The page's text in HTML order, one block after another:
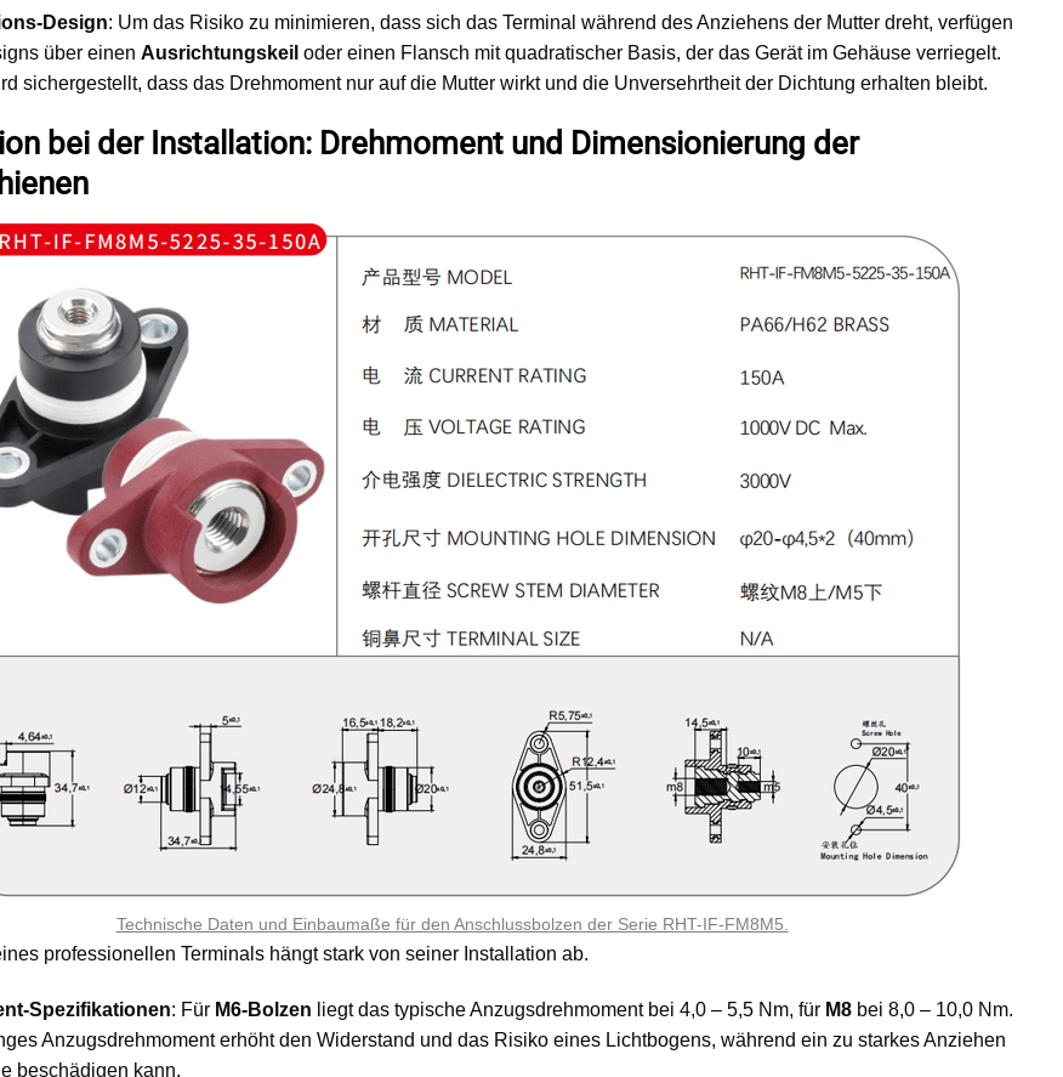
Design: Um das Risiko zu minimieren, dass sich das Terminal während des Anziehens der Mutter dreht, verfügen
über einen Ausrichtungskeil oder einen Flansch mit quadratischer Basis, der das Gerät im Gehäuse verriegelt.
sichergestellt, dass das Drehmoment nur auf die Mutter wirkt und die Unversehrtheit der Dichtung erhalten bleibt.
bei der Installation: Drehmoment und Dimensionierung der
Technische Daten und Einbaumaße für den Anschlussbolzen der Serie RHT-IF-FM8M5.
professionellen Terminals hängt stark von seiner Installation ab.
Spezifikationen: Für M6-Bolzen liegt das typische Anzugsdrehmoment bei 4,0 – 5,5 Nm, für M8bei 8,0 – 10,0 Nm.
Anzugsdrehmoment erhöht den Widerstand und das Risiko eines Lichtbogens, während ein zu starkes Anziehen
beschädigen kann.